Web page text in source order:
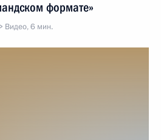
формате»
Видео, 6 мин.